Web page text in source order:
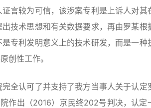
言较为可信，该涉案专利是上诉人对其
技术思想和有关数据要求，再由罗某根
专利发明意义上的技术研发，而是一种
创性工作。
认可了并支持了我方当事人关于认定
作出（2016）京民终202号判决，认定